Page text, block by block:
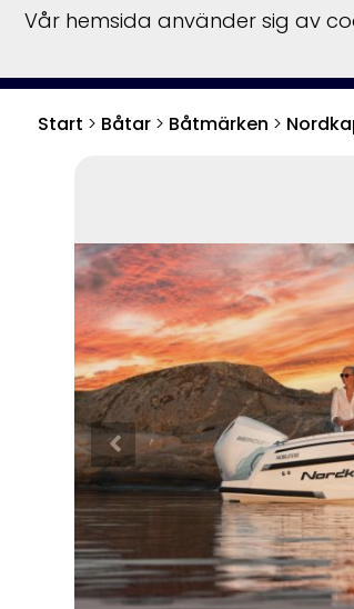
Start > Båtar> Båtmärken >
Vår hemsida använder sig av